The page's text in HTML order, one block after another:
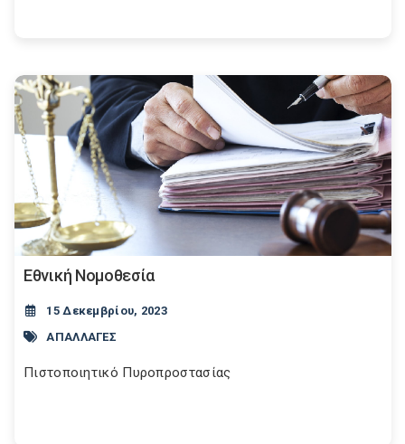
Εθνική Νομοθεσία
15 Δεκεμβρίου, 2023
ΑΠΑΛΛΑΓΕΣ
Πιστοποιητικό Πυροπροστασίας